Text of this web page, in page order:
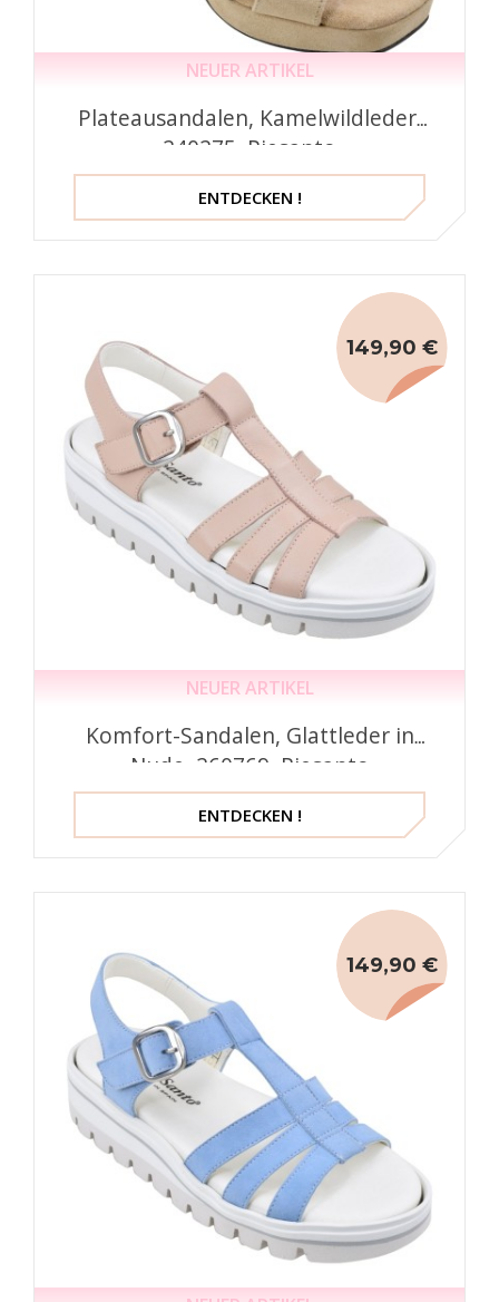
NEUER ARTIKEL
Plateausandalen, Kamelwildleder,
240275, Piesanto
ENTDECKEN !
NEUER ARTIKEL
Komfort-Sandalen, Glattleder in
Nude, 260769, Piesanto
149,90 €
ENTDECKEN !
149,90 €